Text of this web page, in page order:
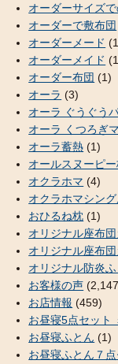
オーダーサイズ
オーダーで敷布団
オーダーメード
オーダーメイド
オーダー布団 (1)
オーラ (3)
オーラ ぐうぐう
オーラ くつろぎ
オーラ蓄熱 (1)
オールスヌーピ
オクラホマ (4)
オクラホマシン
おひるね枕 (1)
オリジナル座布
オリジナル座布
オリジナル防炎
お客様の声
お店情報 (459)
お昼寝5点セット
お昼寝ふとん (1)
お昼寝ふとん７点